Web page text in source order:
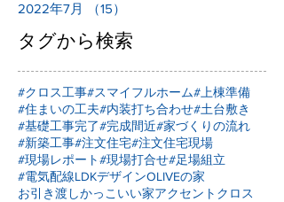
2022年7月
（15）
タグから検索
#クロス工事#スマイフルホーム#上棟準備
#住まいの工夫#内装打ち合わせ#土台敷き
#基礎工事完了#完成間近#家づくりの流れ
#新築工事#注文住宅#注文住宅現場
#現場レポート#現場打合せ#足場組立
#電気配線LDKデザインOLIVEの家
お引き渡しかっこいい家アクセントクロス